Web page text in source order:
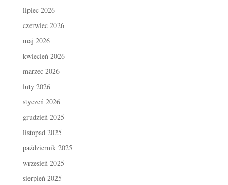
lipiec 2026
czerwiec 2026
maj 2026
kwiecień 2026
marzec 2026
luty 2026
styczeń 2026
grudzień 2025
listopad 2025
październik 2025
wrzesień 2025
sierpień 2025